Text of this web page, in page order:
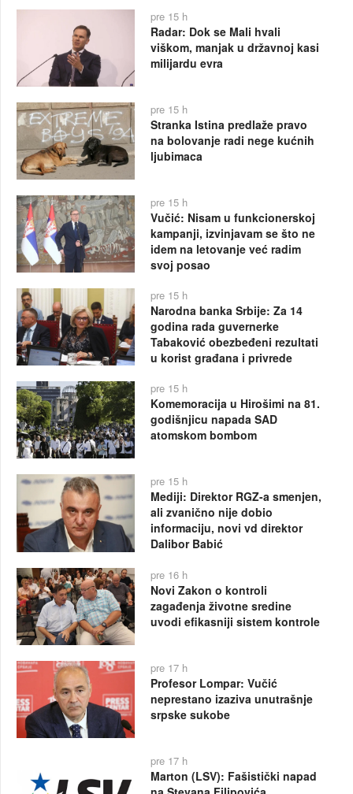
pre 15 h
Radar: Dok se Mali hvali
viškom, manjak u državnoj kasi
milijardu evra
pre 15 h
Stranka Istina predlaže pravo
na bolovanje radi nege kućnih
ljubimaca
pre 15 h
Vučić: Nisam u funkcionerskoj
kampanji, izvinjavam se što ne
idem na letovanje već radim
svoj posao
pre 15 h
Narodna banka Srbije: Za 14
godina rada guvernerke
Tabaković obezbeđeni rezultati
u korist građana i privrede
pre 15 h
Komemoracija u Hirošimi na 81.
godišnjicu napada SAD
atomskom bombom
pre 15 h
Mediji: Direktor RGZ-a smenjen,
ali zvanično nije dobio
informaciju, novi vd direktor
Dalibor Babić
pre 16 h
Novi Zakon o kontroli
zagađenja životne sredine
uvodi efikasniji sistem kontrole
pre 17 h
Profesor Lompar: Vučić
neprestano izaziva unutrašnje
srpske sukobe
pre 17 h
Marton (LSV): Fašistički napad